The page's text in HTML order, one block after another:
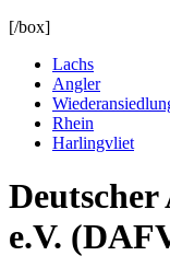
[/box]
Lachs
Angler
Rhein
Harlingvliet
e.V.